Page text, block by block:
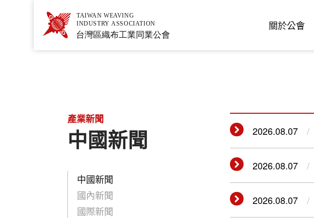
關於公會
產業新聞
中國新聞
中國新聞
國內新聞
國際新聞
2026.08.07
2026.08.07
2026.08.07